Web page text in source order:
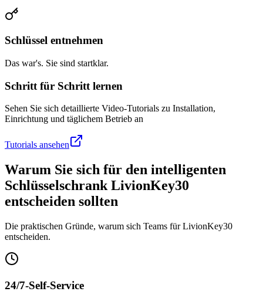
Schlüssel entnehmen
Das war's. Sie sind startklar.
Schritt für Schritt lernen
Sehen Sie sich detaillierte Video-Tutorials zu Installation,
Einrichtung und täglichem Betrieb an
Tutorials ansehen
Warum Sie sich für den intelligenten
Schlüsselschrank LivionKey30
entscheiden sollten
Die praktischen Gründe, warum sich Teams für LivionKey30
entscheiden.
24/7-Self-Service